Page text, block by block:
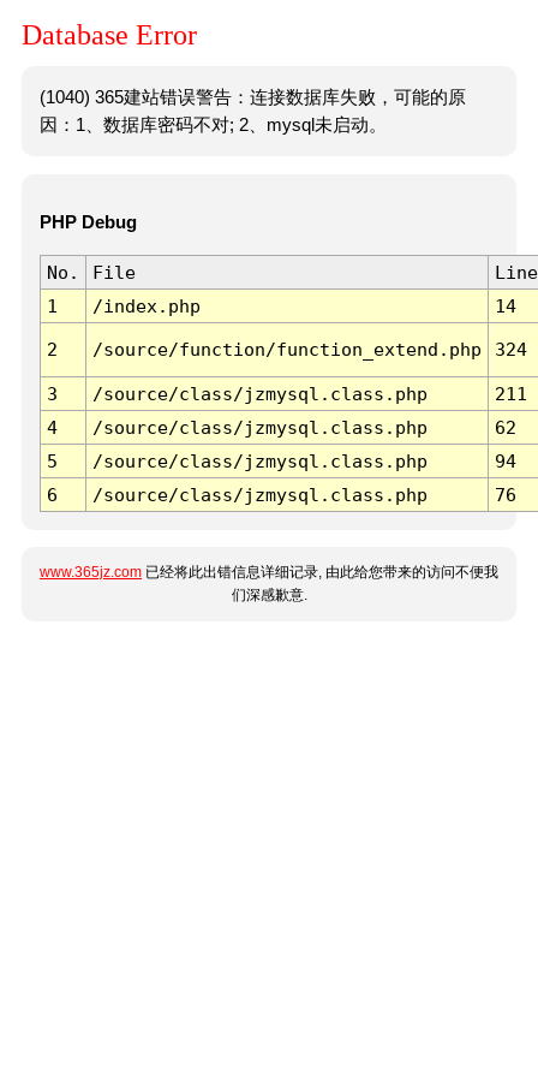
Database Error
(1040) 365建站错误警告：连接数据库失败，可能的原
因：1、数据库密码不对; 2、mysql未启动。
PHP Debug
No. File
Line
1
/index.php 14
2 /source/function/function_extend.php 324
3 /source/class/jzmysql.class.php
211
4
/source/class/jzmysql.class.php
62
5
/source/class/jzmysql.class.php
94
6
/source/class/jzmysql.class.php 76
www.365jz.com 已经将此出错信息详细记录, 由此给您带来的访问不便我
们深感歉意.